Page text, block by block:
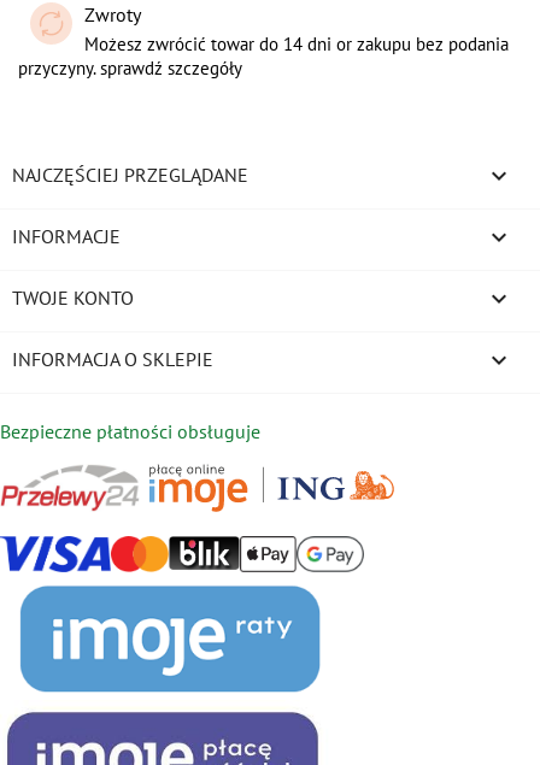
Zwroty
Możesz zwrócić towar do 14 dni or zakupu bez podania
przyczyny. sprawdź szczegóły
NAJCZĘŚCIEJ PRZEGLĄDANE 
INFORMACJE 
TWOJE KONTO 
INFORMACJA O SKLEPIE keyboard_arrow_down
Bezpieczne płatności obsługuje